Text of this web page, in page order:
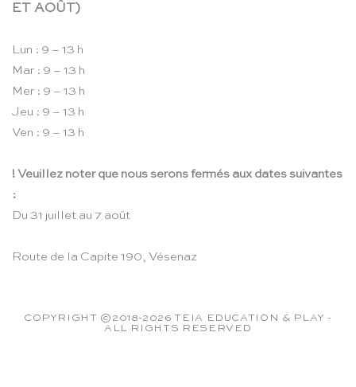
ET AOÛT)
Lun : 9 – 13 h
Mar : 9 – 13 h
Mer : 9 – 13 h
Jeu : 9 – 13 h
Ven : 9 – 13 h
! Veuillez noter que nous serons fermés aux dates suivantes
:
Du 31 juillet au 7 août
Route de la Capite 190, Vésenaz
COPYRIGHT ©2018-2026 TEIA EDUCATION & PLAY -
ALL RIGHTS RESERVED